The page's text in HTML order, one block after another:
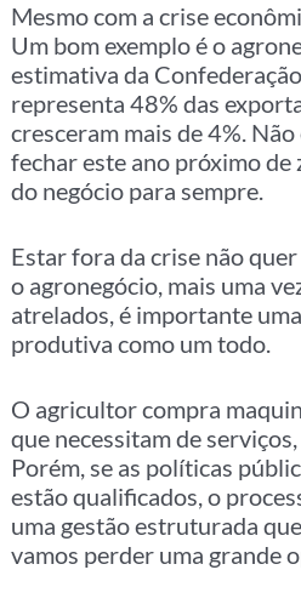
Mesmo com a crise
Um bom exemplo é o
estimativa da
representa 48% das
cresceram mais de 4%.
fechar este ano próximo de
do negócio para sempre.
Estar fora da crise não
o agronegócio, mais uma
atrelados, é importante
produtiva como um todo.
O agricultor compra
que necessitam de
Porém, se as políticas
estão qualificados, o
uma gestão estruturada
vamos perder uma grande